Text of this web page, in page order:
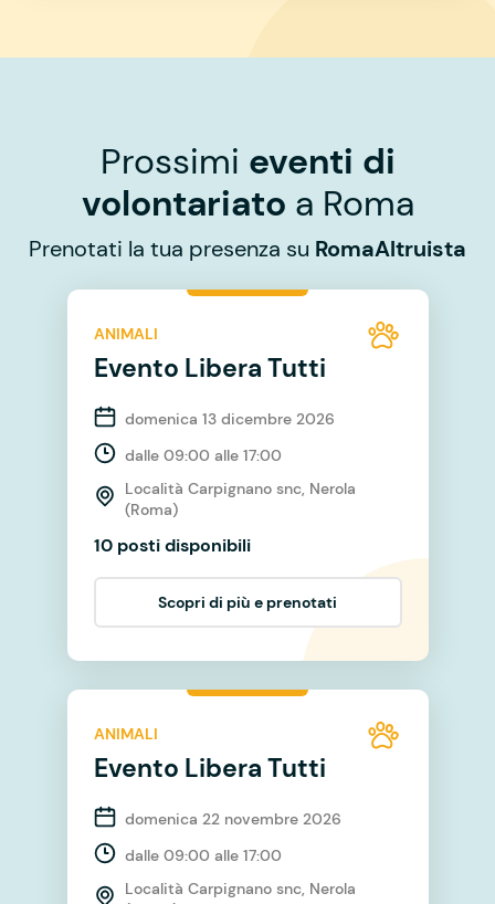
Prossimi eventi di
volontariato a Roma
Prenotati la tua presenza su RomaAltruista
ANIMALI
Evento Libera Tutti
domenica 13 dicembre 2026
dalle 09:00 alle 17:00
Località Carpignano snc, Nerola
(Roma)
10 posti disponibili
Scopri di più e prenotati
ANIMALI
Evento Libera Tutti
domenica 22 novembre 2026
dalle 09:00 alle 17:00
Località Carpignano snc, Nerola